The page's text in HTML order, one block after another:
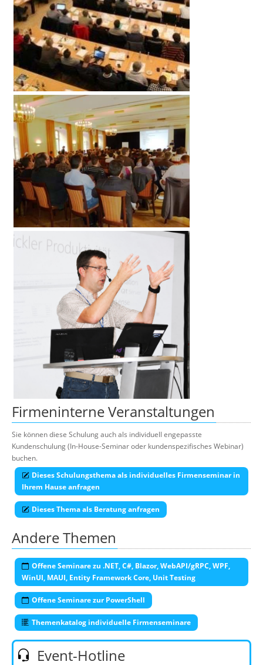
Firmeninterne Veranstaltungen
Sie können diese Schulung auch als individuell engepasste
Kundenschulung (In-House-Seminar oder kundenspezifisches Webinar)
buchen.
Dieses Schulungsthema als individuelles Firmenseminar in
Ihrem Hause anfragen
Dieses Thema als Beratung anfragen
Andere Themen
Offene Seminare zu .NET, C#, Blazor, WebAPI/gRPC, WPF,
WinUI, MAUI, Entity Framework Core, Unit Testing
Offene Seminare zur PowerShell
Themenkatalog individuelle Firmenseminare
Event-Hotline